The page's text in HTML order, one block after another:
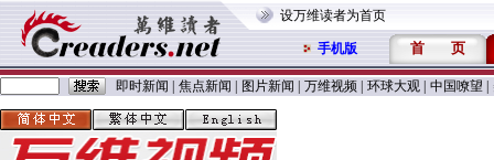
设万维读者为首页
手机版 首 页
即时新闻 焦点新闻 图片新闻 万维视频 环球大观 中国嘹望